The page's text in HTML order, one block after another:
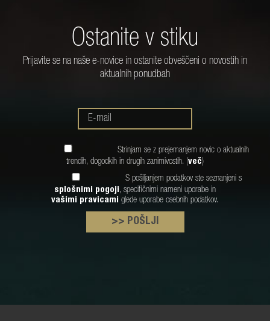
Ostanite v stiku
Prijavite se na naše e-novice in ostanite obveščeni o novostih in
aktualnih ponudbah
Strinjam se z prejemanjem novic o aktualnih
trendih, dogodkih in drugih zanimivostih. (več)
S pošiljanjem podatkov ste seznanjeni s
splošnimi pogoji, specifičnimi nameni uporabe in
vašimi pravicami glede uporabe osebnih podatkov.
>> POŠLJI